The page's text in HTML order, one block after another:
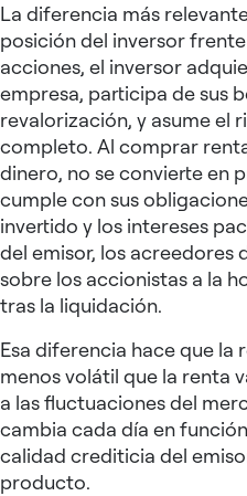
La diferencia más
posición del inversor
acciones, el inversor
empresa, participa de sus
revalorización, y asume el
completo. Al comprar
dinero, no se convierte en
cumple con sus
invertido y los intereses
del emisor, los acreedores
sobre los accionistas a la
tras la liquidación.
Esa diferencia hace que la
menos volátil que la renta
a las fluctuaciones del
cambia cada día en
calidad crediticia del
producto.